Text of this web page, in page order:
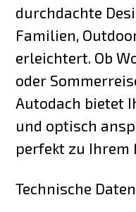
durchdachte
Familien,
erleichtert. Ob
oder
Autodach bietet
und optisch
perfekt zu Ihrem
Technische